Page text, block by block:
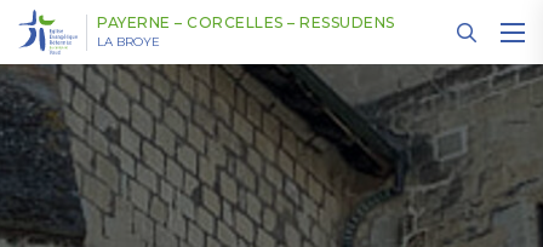
PAYERNE – CORCELLES – RESSUDENS
LA BROYE
Panneau de gestion des cookies